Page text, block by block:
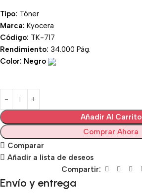
Tipo: Tóner
Marca: Kyocera
Código: TK-717
Rendimiento: 34.000 Pág.
Color: Negro
Añadir Al Carrito
Comprar Ahora
Comparar
Añadir a lista de deseos
Compartir:
Envío y entrega